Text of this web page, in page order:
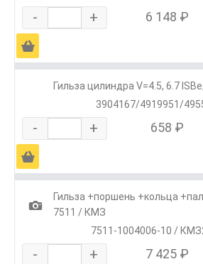
- + 6 148 ₽
Ä
Гильза цилиндра V=4.5, 6.7
3904167/4919951/
- + 658 ₽
Ä
1
Гильза +поршень +кольца
7511 / КМЗ
7511-1004006-10 /
- + 7 425 ₽